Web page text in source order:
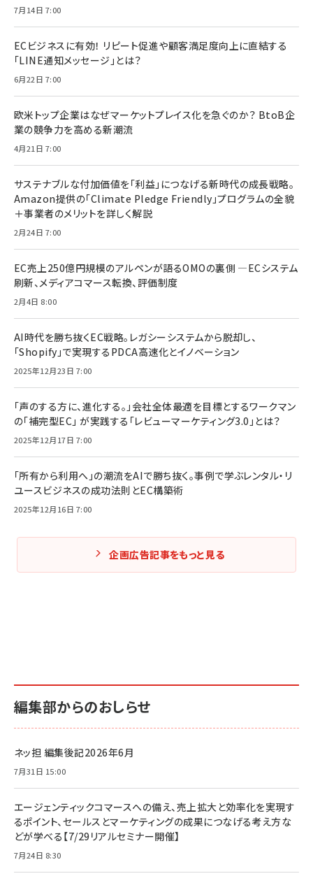
7月14日 7:00
ECビジネスに有効！ リピート促進や顧客満足度向上に直結する
「LINE通知メッセージ」とは？
6月22日 7:00
欧米トップ企業はなぜマーケットプレイス化を急ぐのか？ BtoB企
業の競争力を高める新潮流
4月21日 7:00
サステナブルな付加価値を「利益」につなげる新時代の成長戦略。
Amazon提供の「Climate Pledge Friendly」プログラムの全貌
＋事業者のメリットを詳しく解説
2月24日 7:00
EC売上250億円規模のアルペンが語るOMOの裏側 ―ECシステム
刷新、メディアコマース転換、評価制度
2月4日 8:00
AI時代を勝ち抜くEC戦略。レガシーシステムから脱却し、
「Shopify」で実現するPDCA高速化とイノベーション
2025年12月23日 7:00
「声のする方に、進化する。」会社全体最適を目標とするワークマン
の「補完型EC」 が実践する「レビューマーケティング3.0」とは？
2025年12月17日 7:00
「所有から利用へ」の潮流をAIで勝ち抜く。事例で学ぶレンタル・リ
ユースビジネスの成功法則とEC構築術
2025年12月16日 7:00
企画広告記事をもっと見る
編集部からのおしらせ
ネッ担 編集後記2026年6月
7月31日 15:00
エージェンティックコマースへの備え、売上拡大と効率化を実現す
るポイント、セールスとマーケティングの成果につなげる考え方な
どが学べる【7/29リアルセミナー開催】
7月24日 8:30